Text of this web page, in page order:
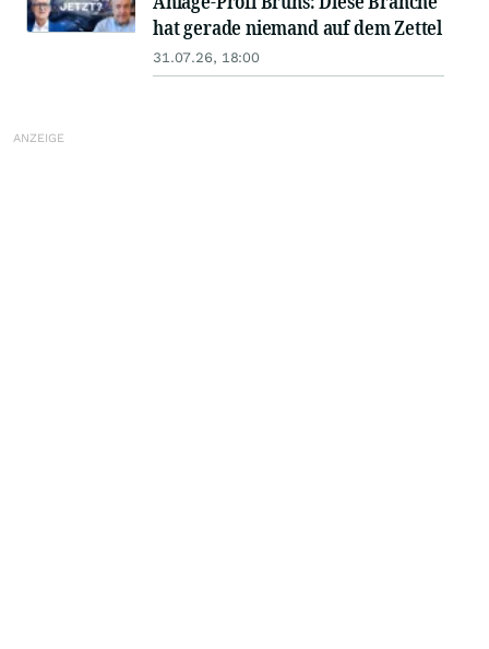
hat gerade niemand auf dem Zettel
31.07.26, 18:00